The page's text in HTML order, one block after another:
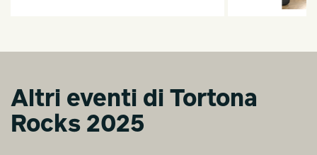
Altri eventi di Tortona
Rocks 2025